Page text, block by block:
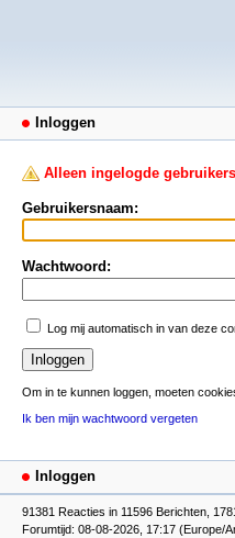
Inloggen
Alleen ingelogde
Gebruikersnaam:
Wachtwoord:
Log mij automatisch in van deze
Om in te kunnen loggen, moeten
Ik ben mijn wachtwoord vergeten
Inloggen
91381 Reacties in 11596 Berichten,
Forumtijd: 08-08-2026, 17:17 (Europe/